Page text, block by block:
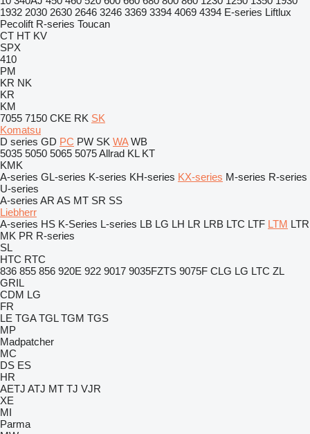
1932 2030 2630 2646 3246 3369 3394 4069 4394 E-series Liftlux
Pecolift R-series Toucan
CT HT KV
SPX
410
PM
KR NK
KR
KM
7055 7150 CKE RK SK
Komatsu
D series GD PC PW SK WA WB
5035 5050 5065 5075Allrad KL KT
KMK
A-series GL-series K-series KH-series KX-series M-series R-series
U-series
A-series AR AS MT SR SS
Liebherr
A-series HS K-Series L-series LB LG LH LR LRB LTC LTF LTM LTR
MK PR R-series
SL
HTC RTC
836 855 856 920E 922 9017 9035FZTS 9075F CLG LG LTC ZL
GRIL
CDM LG
FR
LE TGA TGL TGM TGS
MP
Madpatcher
MC
DS ES
HR
AETJ ATJ MT TJ VJR
XE
MI
Parma